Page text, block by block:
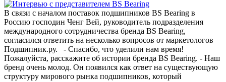
В связи с началом поставок подшипников BS Bearing в
Россию господин Ченг Вей, руководитель подразделения
международного сотрудничества бренда BS Bearing,
согласился ответить на несколько вопросов от маркетологов
Подшипник.ру. - Спасибо, что уделили нам время!
Пожалуйста, расскажите об истории бренда BS Bearing. - Наш
бренд очень молод. Он появился как ответ на существующую
структуру мирового рынка подшипников, который